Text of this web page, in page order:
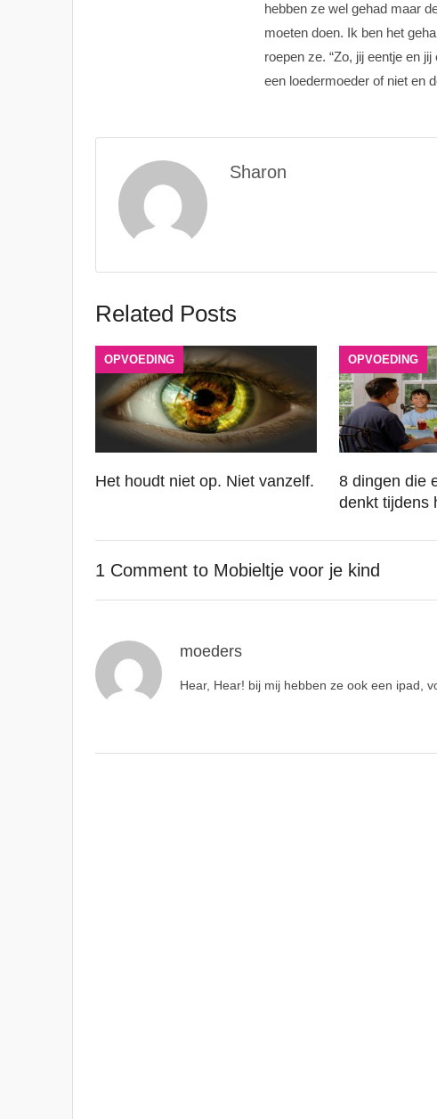
hebben ze wel gehad maar
moeten doen. Ik ben het
roepen ze. “Zo, jij eentje en
een loedermoeder of niet en
Sharon
Related Posts
Het houdt niet op. Niet vanzelf.
OPVOEDING
8 dingen die
denkt tijdens
OPVOEDING
1 Commentto Mobieltje voor je kind
moeders
Hear, Hear! bij mij hebben ze ook een ipad,